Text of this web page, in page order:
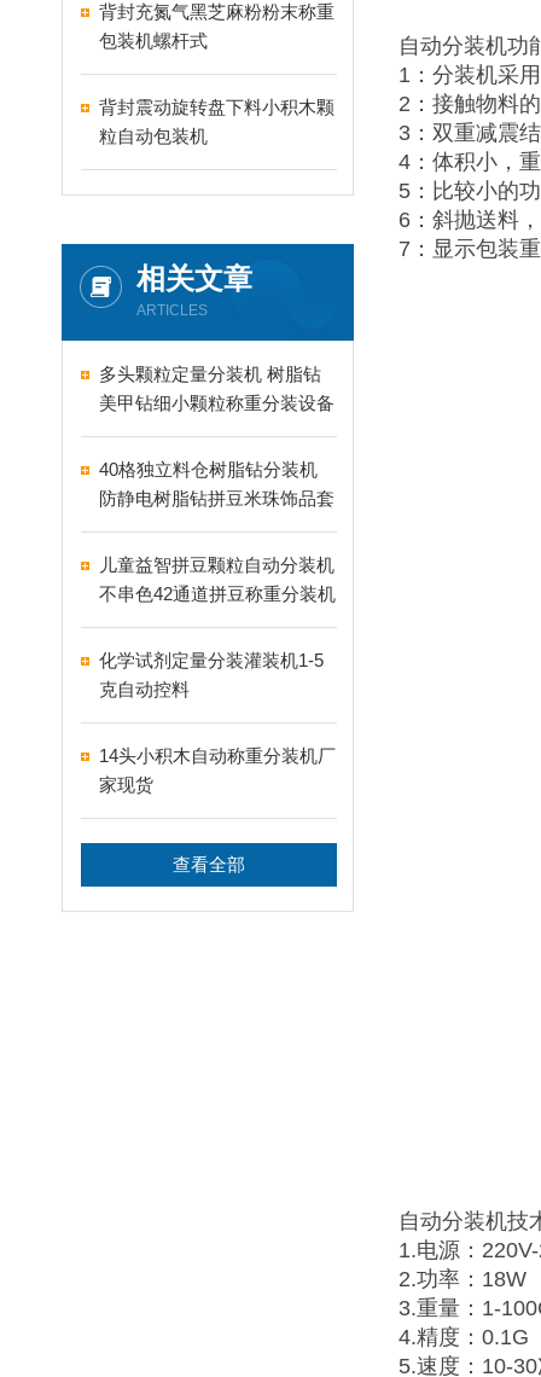
背封充氮气黑芝麻粉粉末称重
包装机螺杆式
背封震动旋转盘下料小积木颗
粒自动包装机
相关文章
ARTICLES
多头颗粒定量分装机 树脂钻
美甲钻细小颗粒称重分装设备
支持24-60头定制
40格独立料仓树脂钻分装机
防静电树脂钻拼豆米珠饰品套
盒分装设备
儿童益智拼豆颗粒自动分装机
不串色42通道拼豆称重分装机
化学试剂定量分装灌装机1-5
克自动控料
14头小积木自动称重分装机厂
家现货
查看全部
自动分装机功
1：分装机采
2：接触物料
3：双重减震
4：体积小，
5：比较小的
6：斜抛送料
7：显示包装
自动分装机技
1.电源：
2.功率：18W
3.重量：1-
4.精度：0.1G
5.速度：10-